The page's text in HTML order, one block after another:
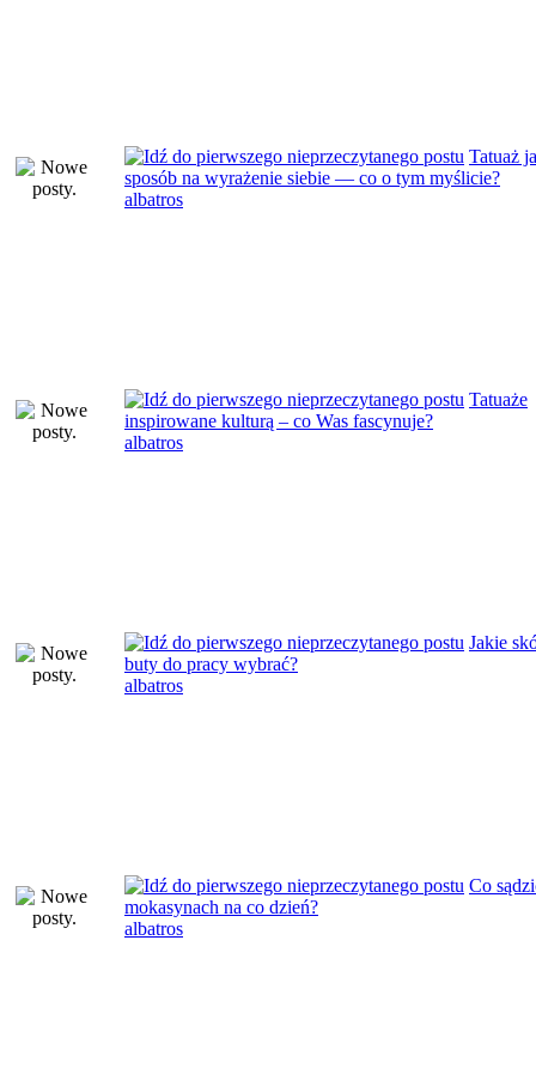
Tatuaż
sposób na wyrażenie siebie — co o tym myślicie?
albatros
Tatuaże
inspirowane kulturą – co Was fascynuje?
albatros
Jakie
buty do pracy wybrać?
albatros
Co
mokasynach na co dzień?
albatros